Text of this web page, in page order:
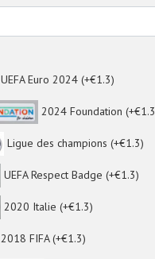
UEFA Euro 2024 (+€1.3)
2024 Foundation
Ligue des champions (+€1.3)
UEFA Respect Badge (+€1.3)
2020 Italie (+€1.3)
2018 FIFA (+€1.3)